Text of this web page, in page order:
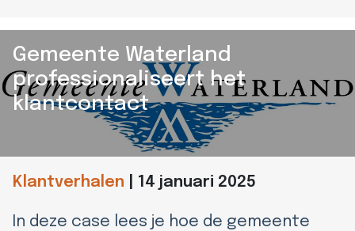
Gemeente Waterland
professionaliseert het
klantcontact
Klantverhalen 14 januari 2025
In deze case lees je hoe de gemeente